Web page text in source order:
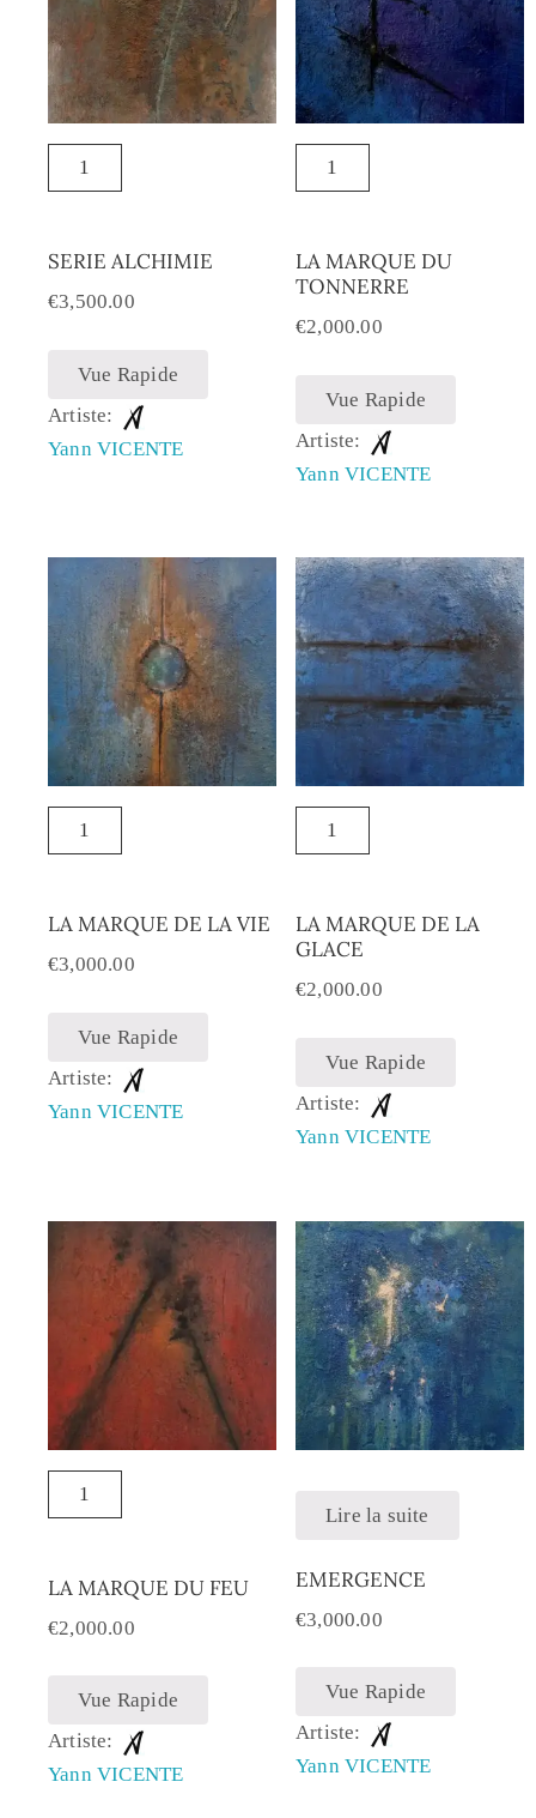
SERIE ALCHIMIE
€3,500.00
Vue Rapide
Artiste:
Yann VICENTE
LA MARQUE DU
TONNERRE
€2,000.00
Vue Rapide
Artiste:
Yann VICENTE
LA MARQUE DE LA VIE
€3,000.00
Vue Rapide
Artiste:
Yann VICENTE
LA MARQUE DE LA
GLACE
€2,000.00
Vue Rapide
Artiste:
Yann VICENTE
LA MARQUE DU FEU
€2,000.00
Vue Rapide
Artiste:
Yann VICENTE
Lire la suite
EMERGENCE
€3,000.00
Vue Rapide
Artiste:
Yann VICENTE